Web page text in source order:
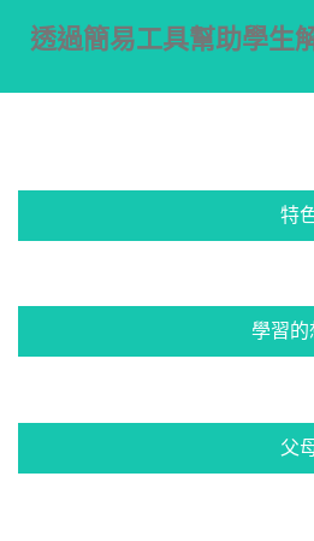
透過簡易工具幫助學生
特
學習的
父